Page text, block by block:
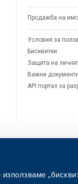
Продажба на
Условия за
Бисквитки
Защита на
Важни документи
API портал за